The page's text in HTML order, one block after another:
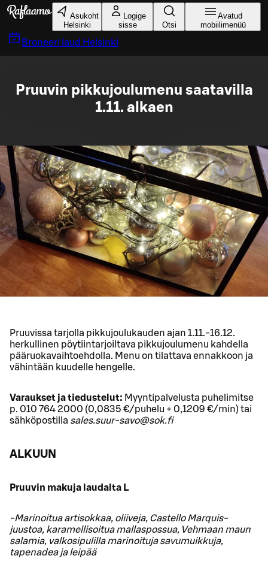
Liigu peamise sisu juurde
Asukoht
Helsinki
Logige
sisse
Otsi
Avatud
mobiilimenüü
Broneeri laud Helsinki
Pruuvin pikkujoulumenu saatavilla
1.11. alkaen
Pruuvissa tarjolla pikkujoulukauden ajan 1.11.-16.12.
herkullinen pöytiintarjoiltava pikkujoulumenu kahdella
pääruokavaihtoehdolla. Menu on tilattava ennakkoon ja
vähintään kuudelle hengelle.
Varaukset ja tiedustelut: Myyntipalvelusta puhelimitse
p. 010 764 2000 (0,0835 €/puhelu + 0,1209 €/min) tai
sähköpostilla sales.suur-savo@sok.fi
ALKUUN
Pruuvin makuja laudalta L
-Marinoitua artisokkaa, oliiveja, Castello Marquis-
juustoa, karamellisoitua mallaspossua, Vehmaan maun
salamia, valkosipulilla marinoituja savumuikkuja,
tapenadea ja leipää